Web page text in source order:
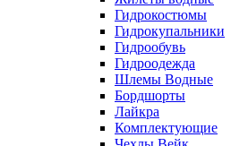
Гидрокостюмы
Гидрокупальники
Гидрообувь
Гидроодежда
Шлемы Водные
Бордшорты
Лайкра
Комплектующие